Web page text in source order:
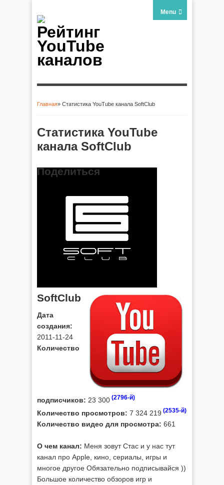
Рейтинг
YouTube
каналов
Menu
Главная» Статистика YouTube канала SoftClub
Статистика YouTube
канала SoftClub
Поделиться
SoftClub
Дата
создания:
2011-11-24
Количество
подписчиков: 23 300 (2796-й)
Количество просмотров: 7 324 219 (2535-й)
Количество видео для просмотра: 661
О чем канал: Меня зовут Стас и у нас тут
канал про Apple, кино, сериалы, игры и
многое другое Обязательно подписывайся ))
Большое количество обзоров игр и